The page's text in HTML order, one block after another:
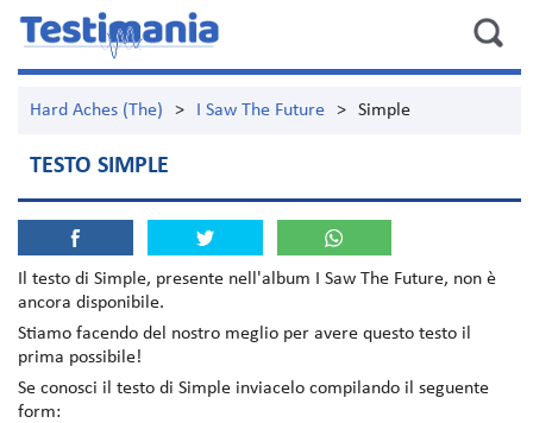
Hard Aches (The) > I Saw The Future > Simple
TESTO SIMPLE
Il testo di Simple, presente nell'album I Saw The Future, non è
ancora disponibile.
Stiamo facendo del nostro meglio per avere questo testo il
prima possibile!
Se conosci il testo di Simple inviacelo compilando il seguente
form: